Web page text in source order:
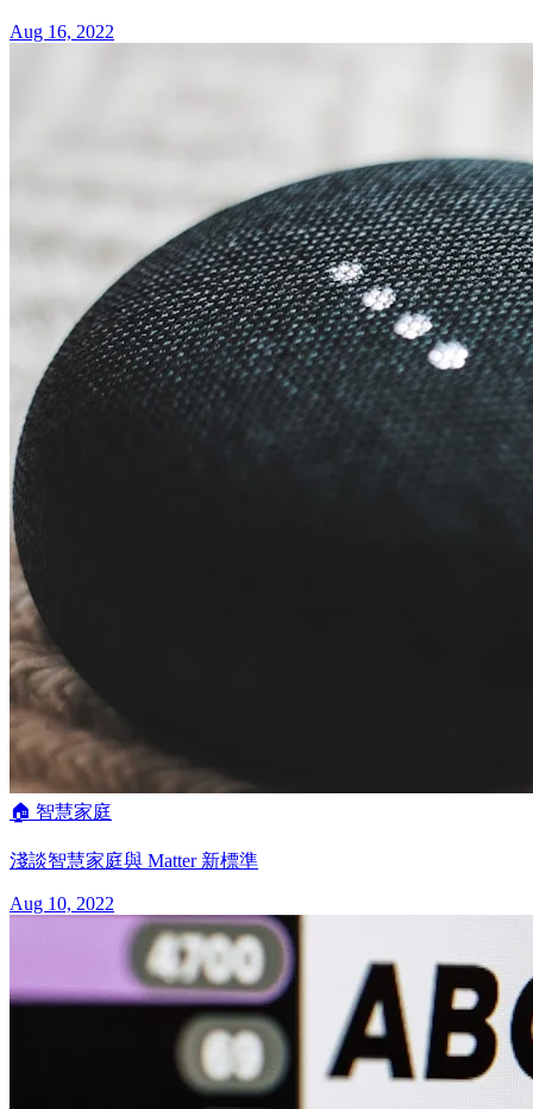
Aug 16, 2022
🏠 智慧家庭
淺談智慧家庭與 Matter 新標準
Aug 10, 2022